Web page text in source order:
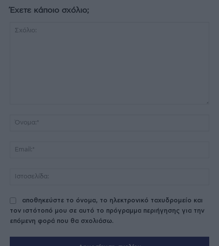
Έχετε κάποιο σχόλιο;
αποθηκεύστε το όνομα, το ηλεκτρονικό ταχυδρομείο και
τον ιστότοπό μου σε αυτό το πρόγραμμα περιήγησης για την
επόμενη φορά που θα σχολιάσω.